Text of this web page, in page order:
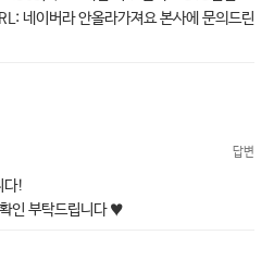
네이버라 안올라가져요 본사에 문의드린
답변
다!
인 부탁드립니다 ♥